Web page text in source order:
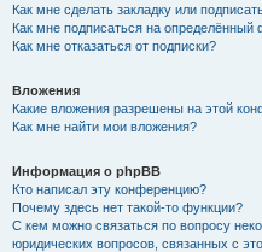
Как мне сделать закладку или
Как мне подписаться на определённый
Как мне отказаться от подписки?
Вложения
Какие вложения разрешены на этой
Как мне найти мои вложения?
Информация о phpBB
Кто написал эту конференцию?
Почему здесь нет такой-то функции?
С кем можно связаться по вопросу
юридических вопросов, связанных с